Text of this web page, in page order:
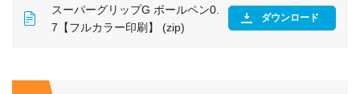
スーパーグリップG ボールペン0.
7【フルカラー印刷】 (zip)
ダウンロード